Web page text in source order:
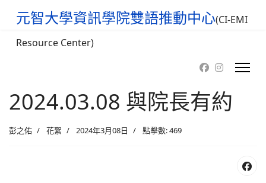
元智大學資訊學院雙語推動中心(CI-EMI
Resource Center)
2024.03.08 與院長有約
彭之佑 花絮 2024年3月08日 點擊數: 469